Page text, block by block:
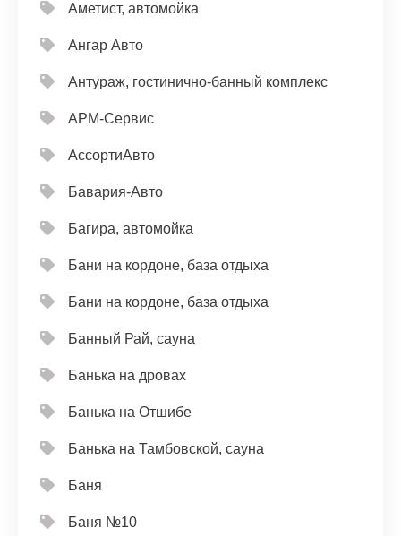
Аметист, автомойка
Ангар Авто
Антураж, гостинично-банный комплекс
АРМ-Сервис
АссортиАвто
Бавария-Авто
Багира, автомойка
Бани на кордоне, база отдыха
Бани на кордоне, база отдыха
Банный Рай, сауна
Банька на дровах
Банька на Отшибе
Банька на Тамбовской, сауна
Баня
Баня №10